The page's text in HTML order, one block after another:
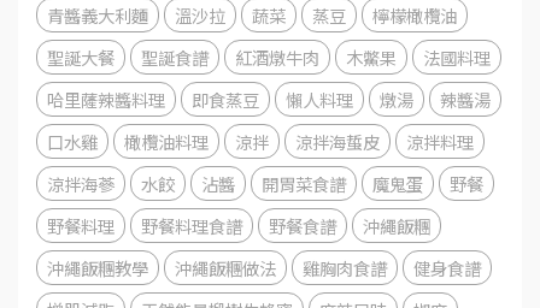
青醬義大利麵
溫沙拉 蔬菜 蒸豆
檸檬橄欖油
聖誕大餐
聖誕食譜 紅酒燉牛肉 木鱉果
法國料理
哈里薩辣醬料理
即食蒸豆 懶人料理 燉湯
辣醬湯
口水雞
橄欖油料理 涼拌 涼拌海蜇皮
涼拌料理
涼拌海蔘
水餃 沾醬 開胃菜食譜 魔鬼蛋
野餐
野餐料理
野餐料理食譜 野餐食譜
沖繩飯糰
沖繩飯糰教學
沖繩飯糰做法 雞胸肉食譜
健身食譜